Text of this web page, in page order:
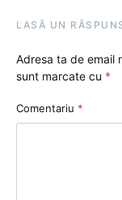
LASĂ UN
Adresa ta de email
sunt marcate cu *
Comentariu *